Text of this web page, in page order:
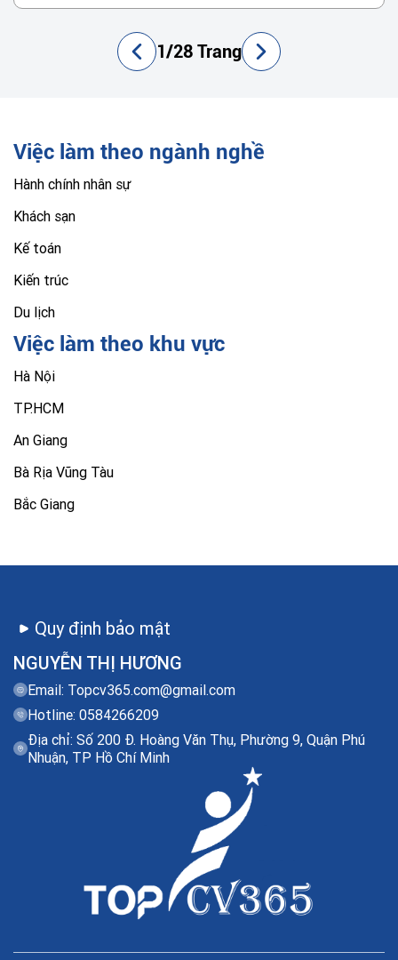
1/28 Trang
Việc làm theo ngành nghề
Hành chính nhân sự
Khách sạn
Kế toán
Kiến trúc
Du lịch
Việc làm theo khu vực
Hà Nội
TP.HCM
An Giang
Bà Rịa Vũng Tàu
Bắc Giang
NGUYỄN THỊ HƯƠNG
Email: Topcv365.com@gmail.com
Hotline: 0584266209
Địa chỉ: Số 200 Đ. Hoàng Văn Thụ, Phường 9, Quận Phú
Nhuận, TP Hồ Chí Minh
Quy định bảo mật